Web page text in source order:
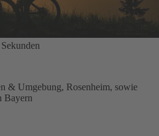
& Umgebung, Rosenheim, sowie
Bayern